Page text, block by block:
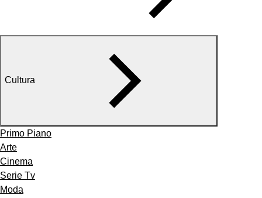
Cultura
Primo Piano
Arte
Cinema
Serie Tv
Moda